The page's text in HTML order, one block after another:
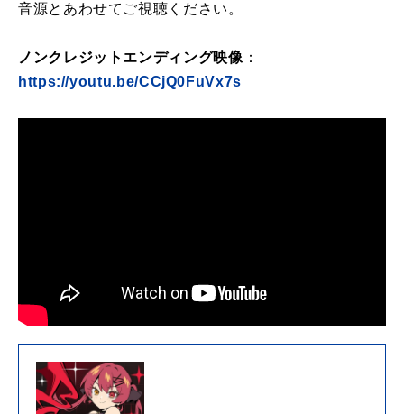
音源とあわせてご視聴ください。
ノンクレジットエンディング映像 ：
https://youtu.be/CCjQ0FuVx7s